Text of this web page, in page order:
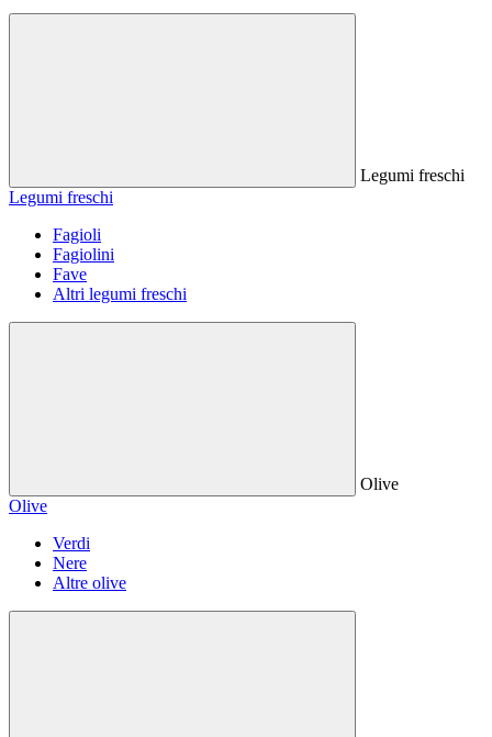
Legumi freschi
Legumi freschi
Fagioli
Fagiolini
Fave
Altri legumi freschi
Olive
Olive
Verdi
Nere
Altre olive